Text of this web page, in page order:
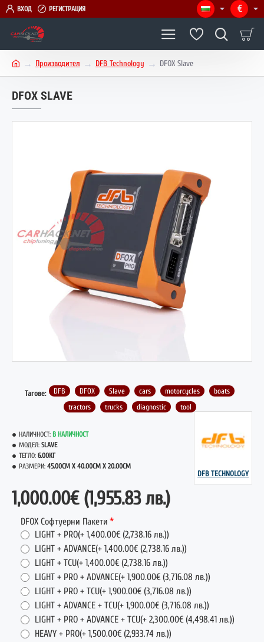
ВХОД РЕГИСТРАЦИЯ €
m
e
Производител DFB Technology DFOX Slave
DFOX SLAVE
Тагове: DFB DFOX Slave cars motorcycles
boats
tractors
trucks diagnostic tool
НАЛИЧНОСТ: В НАЛИЧНОСТ
МОДЕЛ: SLAVE
ТЕГЛО: 6.00КГ
РАЗМЕРИ: 45.00CM X 40.00CM X 20.00CM
DFB TECHNOLOGY
1,000.00€ (1,955.83 лв.)
DFOX Софтуерни Пакети
LIGHT + PRO(+ 1,400.00€(2,738.16 лв.))
LIGHT + ADVANCE(+ 1,400.00€(2,738.16 лв.))
LIGHT + TCU(+ 1,400.00€(2,738.16 лв.))
LIGHT + PRO + ADVANCE(+ 1,900.00€(3,716.08 лв.))
LIGHT + PRO + TCU(+ 1,900.00€(3,716.08 лв.))
LIGHT + ADVANCE + TCU(+ 1,900.00€(3,716.08 лв.))
LIGHT + PRO + ADVANCE + TCU(+ 2,300.00€(4,498.41 лв.))
HEAVY + PRO(+ 1,500.00€(2,933.74 лв.))